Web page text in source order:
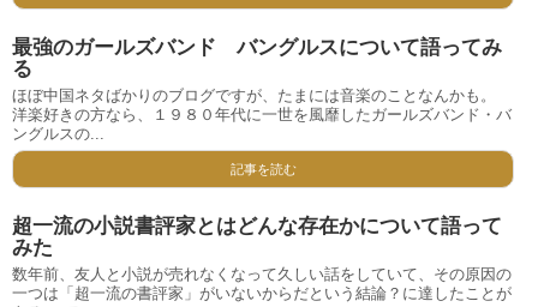
最強のガールズバンド バングルスについて語ってみ
る
ほぼ中国ネタばかりのブログですが、たまには音楽のことなんかも。
洋楽好きの方なら、１９８０年代に一世を風靡したガールズバンド・バ
ングルスの...
記事を読む
超一流の小説書評家とはどんな存在かについて語って
みた
数年前、友人と小説が売れなくなって久しい話をしていて、その原因の
一つは「超一流の書評家」がいないからだという結論？に達したことが